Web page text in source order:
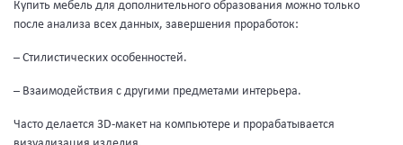
Купить мебель для дополнительного образования можно только
после анализа всех данных, завершения проработок:
– Стилистических особенностей.
– Взаимодействия с другими предметами интерьера.
Часто делается 3D-макет на компьютере и прорабатывается